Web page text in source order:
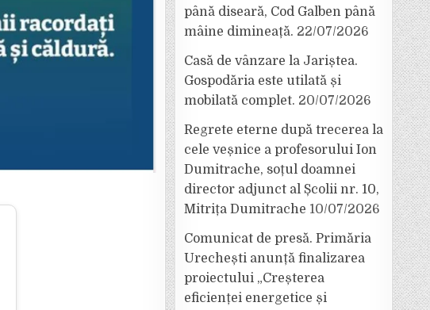
până diseară, Cod Galben până
mâine dimineață. 22/07/2026
Casă de vânzare la Jariștea.
Gospodăria este utilată și
mobilată complet. 20/07/2026
Regrete eterne după trecerea la
cele veșnice a profesorului Ion
Dumitrache, soțul doamnei
director adjunct al Școlii nr. 10,
Mitrița Dumitrache 10/07/2026
Comunicat de presă. Primăria
Urechești anunță finalizarea
proiectului „Creșterea
eficienței energetice și